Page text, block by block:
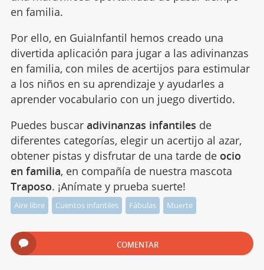
en familia.
Por ello, en GuiaInfantil hemos creado una
divertida aplicación para jugar a las adivinanzas
en familia, con miles de acertijos para estimular
a los niños en su aprendizaje y ayudarles a
aprender vocabulario con un juego divertido.
Puedes buscar adivinanzas infantiles de
diferentes categorías, elegir un acertijo al azar,
obtener pistas y disfrutar de una tarde de ocio
en familia, en compañía de nuestra mascota
Traposo. ¡Anímate y prueba suerte!
Aire libre Cuentos infantiles Fábulas Muerte
COMENTAR